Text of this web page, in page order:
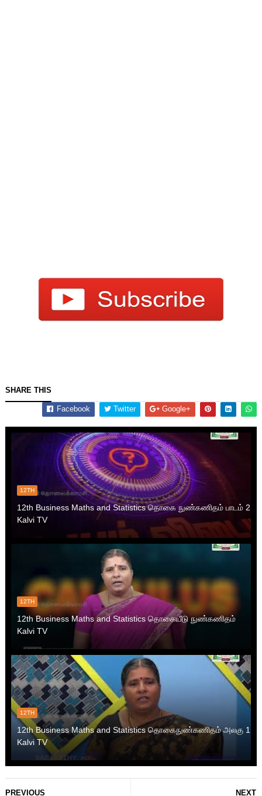
SHARE THIS
Facebook Twitter Google+
12TH
12th Business Maths and Statistics தொகை நுண்கணிதம் பாடம் 2
Kalvi TV
12TH
12th Business Maths and Statistics தொகையீடு நுண்கணிதம்
Kalvi TV
12TH
12th Business Maths and Statistics தொகைநுண்கணிதம் அலகு 1
Kalvi TV
NEXT
PREVIOUS